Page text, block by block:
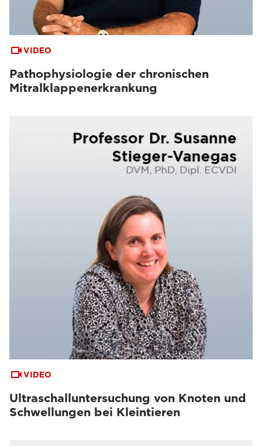
VIDEO
Pathophysiologie der chronischen
Mitralklappenerkrankung
VIDEO
Ultraschalluntersuchung von Knoten und
Schwellungen bei Kleintieren